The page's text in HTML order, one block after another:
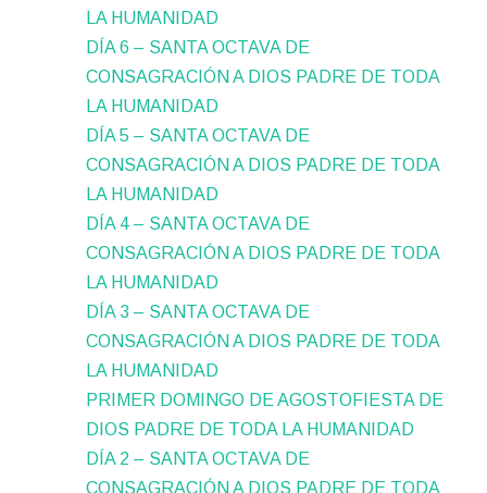
LA HUMANIDAD
DÍA 6 – SANTA OCTAVA DE
CONSAGRACIÓN A DIOS PADRE DE TODA
LA HUMANIDAD
DÍA 5 – SANTA OCTAVA DE
CONSAGRACIÓN A DIOS PADRE DE TODA
LA HUMANIDAD
DÍA 4 – SANTA OCTAVA DE
CONSAGRACIÓN A DIOS PADRE DE TODA
LA HUMANIDAD
DÍA 3 – SANTA OCTAVA DE
CONSAGRACIÓN A DIOS PADRE DE TODA
LA HUMANIDAD
PRIMER DOMINGO DE AGOSTOFIESTA DE
DIOS PADRE DE TODA LA HUMANIDAD
DÍA 2 – SANTA OCTAVA DE
CONSAGRACIÓN A DIOS PADRE DE TODA